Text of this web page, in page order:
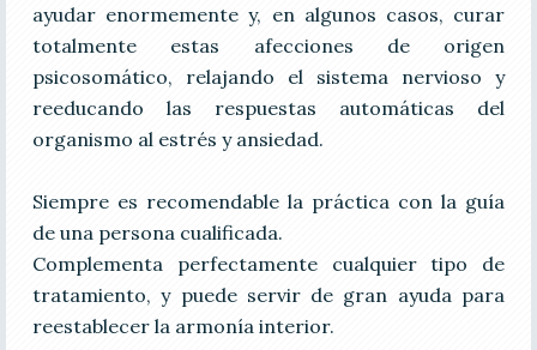
ayudar enormemente y, en algunos casos, curar
totalmente estas afecciones de origen
psicosomático, relajando el sistema nervioso y
reeducando las respuestas automáticas del
organismo al estrés y ansiedad.
Siempre es recomendable la práctica con la guía
de una persona cualificada.
Complementa perfectamente cualquier tipo de
tratamiento, y puede servir de gran ayuda para
reestablecer la armonía interior.